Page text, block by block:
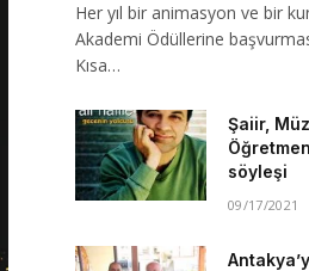
Her yıl bir animasyon ve bir
Akademi Ödüllerine
Kısa…
Şaiir,
söyleşi
09/17/2021